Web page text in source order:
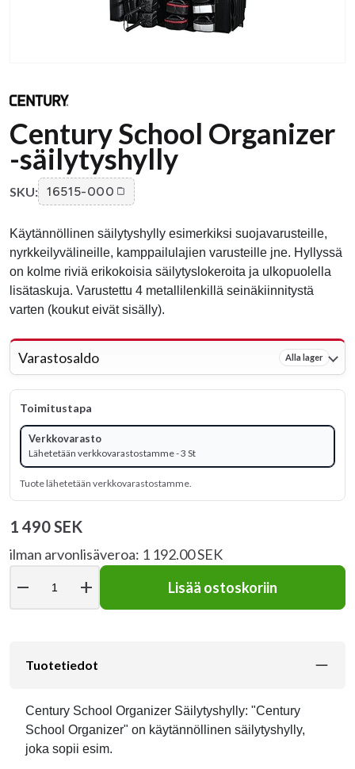
Century School Organizer
-säilytyshylly
SKU: 16515-000
Käytännöllinen säilytyshylly esimerkiksi suojavarusteille,
nyrkkeilyvälineille, kamppailulajien varusteille jne. Hyllyssä
on kolme riviä erikokoisia säilytyslokeroita ja ulkopuolella
lisätaskuja. Varustettu 4 metallilenkillä seinäkiinnitystä
varten (koukut eivät sisälly).
Varastosaldo Alla lager
Toimitustapa
Verkkovarasto
Lähetetään verkkovarastostamme - 3 St
Tuote lähetetään verkkovarastostamme.
1 490 SEK
ilman arvonlisäveroa: 1 192.00 SEK
remove add Lisää ostoskoriin
Tuotetiedot
Century School Organizer Säilytyshylly: "Century
School Organizer" on käytännöllinen säilytyshylly,
joka sopii esim.